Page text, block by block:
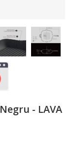
- LAVA